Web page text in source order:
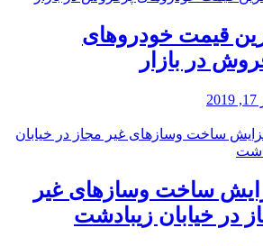
قیمت خودرو‌های
در بازار
ساخت وسازهای غیر
در خیابان زیبادشت